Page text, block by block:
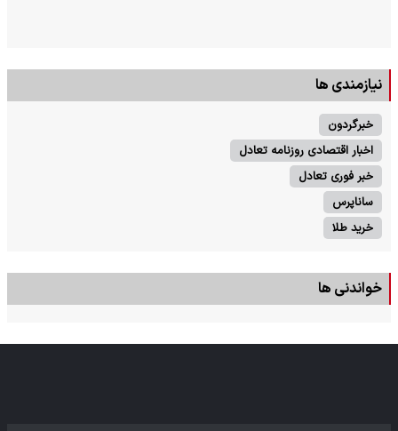
نیازمندی ها
خبرگردون
اخبار اقتصادی روزنامه تعادل
خبر فوری تعادل
ساناپرس
خرید طلا
خواندنی ها